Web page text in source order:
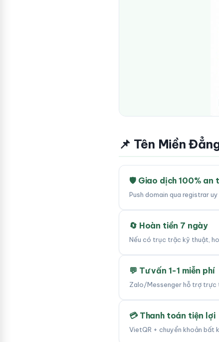
📌 Tên Miền
🛡 Giao dịch 100% an
Push domain qua registrar
🔄 Hoàn tiền 7 ngày
Nếu có trục trặc kỹ thuật,
💬 Tư vấn 1-1 miễn phí
Zalo/Messenger hỗ trợ trực
💳 Thanh toán tiện lợi
VietQR + chuyển khoản bất